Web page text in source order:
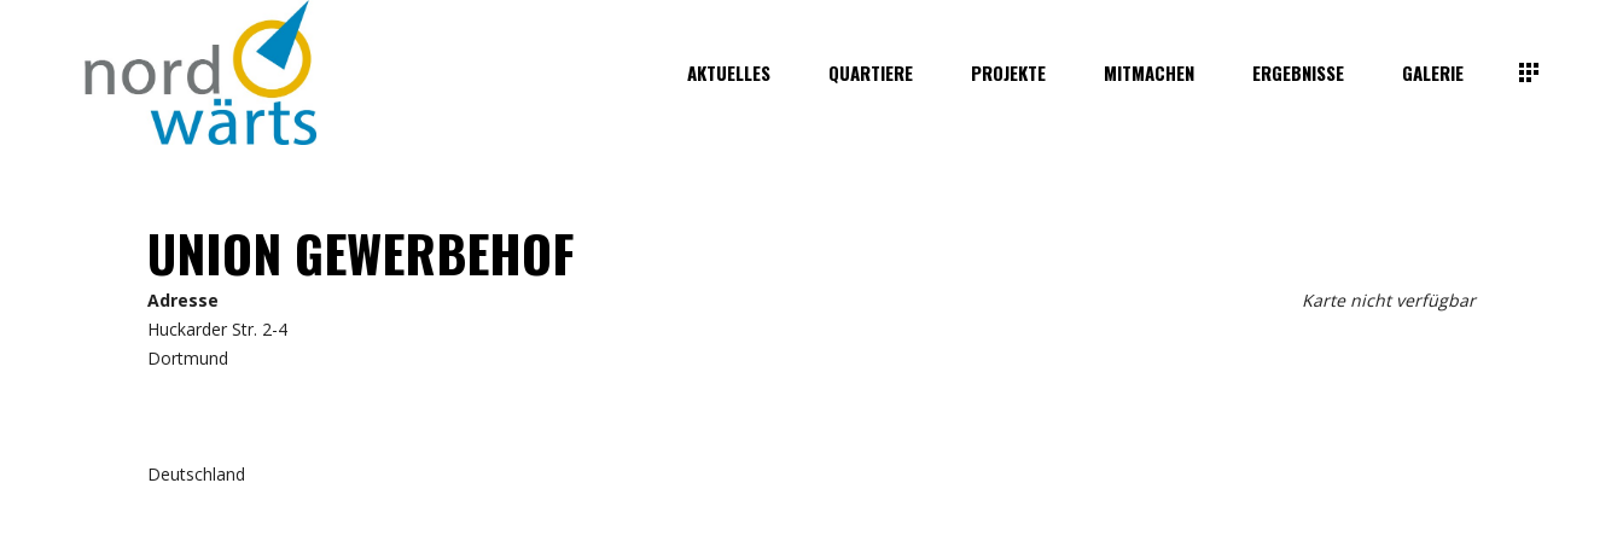
AKTUELLES QUARTIERE PROJEKTE MITMACHEN ERGEBNISSE GALERIE
UNION GEWERBEHOF
Karte nicht verfügbar
Adresse
Huckarder Str. 2-4
Dortmund
Deutschland